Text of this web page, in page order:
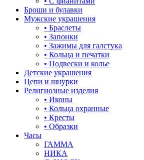
Броши и булавки
Мужские украшения
• Браслеты
• Запонки
• Зажимы для галстука
• Кольца и печатки
• Подвески и колье
Детские украшения
Цепи и шнурки
Религиозные изделия
• Иконы
• Кольца охранные
• Кресты
• Образки
Часы
ГАММА
НИКА